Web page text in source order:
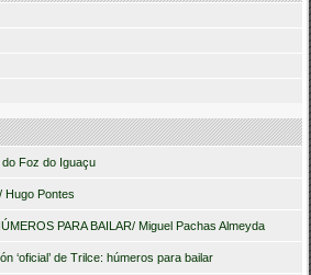
do Foz do Iguaçu
Hugo Pontes
PARA BAILAR/ Miguel Pachas Almeyda
‘oficial’ de Trilce: húmeros para bailar